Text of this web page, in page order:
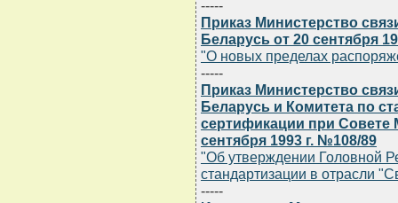
-----
Приказ Министерство
Беларусь от 20 сентября
"О новых пределах
-----
Приказ Министерство
Беларусь и Комитета по
сертификации при Совете
сентября 1993 г. №108/89
"Об утверждении Головной
стандартизации в отрасли
-----